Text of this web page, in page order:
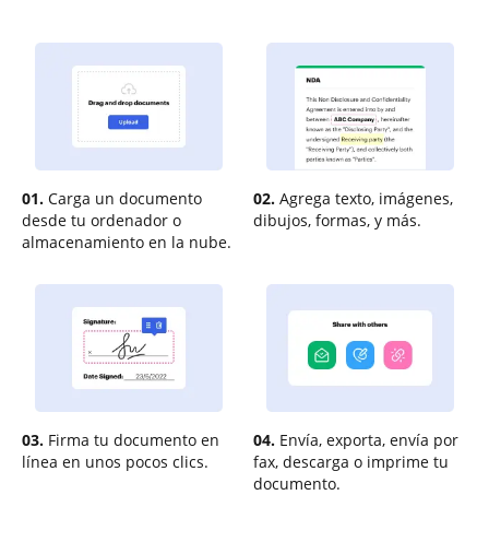
01. Carga un documento
desde tu ordenador o
almacenamiento en la nube.
02. Agrega texto, imágenes,
dibujos, formas, y más.
03. Firma tu documento en
línea en unos pocos clics.
04. Envía, exporta, envía por
fax, descarga o imprime tu
documento.